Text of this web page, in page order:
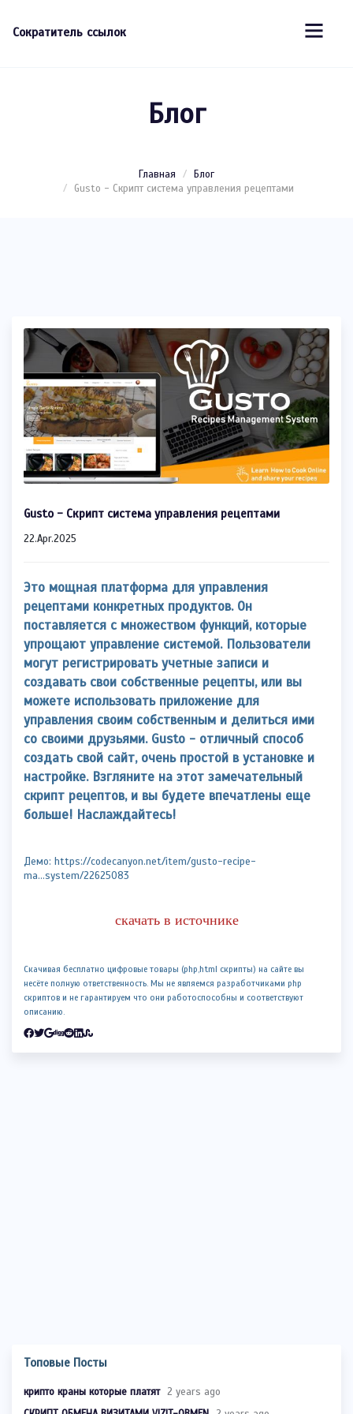
Сократитель ссылок
Блог
Главная
Блог
Gusto - Скрипт система управления рецептами
Gusto - Скрипт система управления рецептами
22.Apr.2025
Это мощная платформа для управления
рецептами конкретных продуктов. Он
поставляется с множеством функций, которые
упрощают управление системой. Пользователи
могут регистрировать учетные записи и
создавать свои собственные рецепты, или вы
можете использовать приложение для
управления своим собственным и делиться ими
со своими друзьями. Gusto - отличный способ
создать свой сайт, очень простой в установке и
настройке. Взгляните на этот замечательный
скрипт рецептов, и вы будете впечатлены еще
больше! Наслаждайтесь!
Демо: https://codecanyon.net/item/gusto-recipe-
ma...system/22625083
скачать в источнике
Скачивая бесплатно цифровые товары (php,html скрипты) на сайте вы
несёте полную ответственность. Мы не являемся разработчиками php
скриптов и не гарантируем что они работоспособны и соответствуют
описанию.
Топовые Посты
крипто краны которые платят 2 years ago